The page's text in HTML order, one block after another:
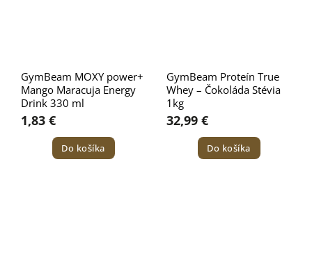
GymBeam MOXY power+
Mango Maracuja Energy
Drink 330 ml
1,83 €
Do košíka
GymBeam Proteín True
Whey – Čokoláda Stévia
1kg
32,99 €
Do košíka